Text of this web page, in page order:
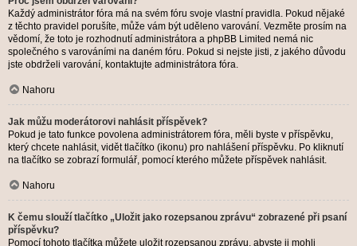
Každý administrátor fóra má na svém fóru svoje vlastní pravidla. Pokud nějaké
z těchto pravidel porušíte, může vám být uděleno varování. Vezměte prosím na
vědomí, že toto je rozhodnutí administrátora a phpBB Limited nemá nic
společného s varováními na daném fóru. Pokud si nejste jisti, z jakého důvodu
jste obdrželi varování, kontaktujte administrátora fóra.
Nahoru
Jak můžu moderátorovi nahlásit příspěvek?
Pokud je tato funkce povolena administrátorem fóra, měli byste v příspěvku,
který chcete nahlásit, vidět tlačítko (ikonu) pro nahlášení příspěvku. Po kliknutí
na tlačítko se zobrazí formulář, pomocí kterého můžete příspěvek nahlásit.
Nahoru
K čemu slouží tlačítko „Uložit jako rozepsanou zprávu“ zobrazené při psaní
příspěvku?
Pomocí tohoto tlačítka můžete uložit rozepsanou zprávu, abyste ji mohli